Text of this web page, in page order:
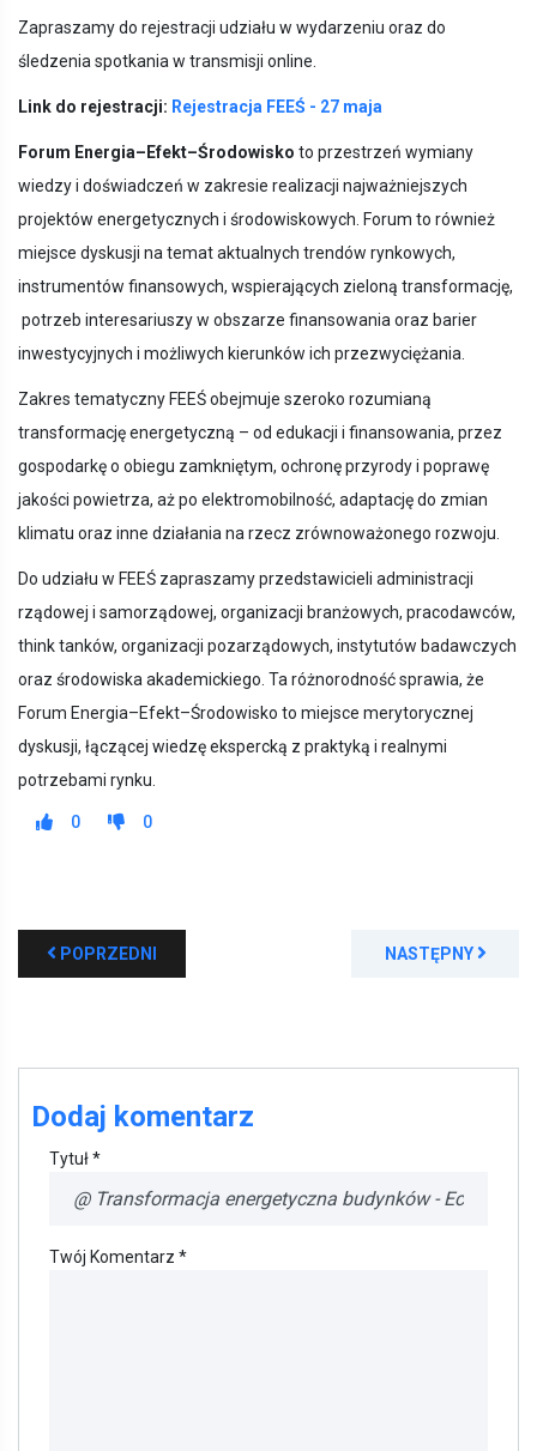
Zapraszamy do rejestracji udziału w wydarzeniu oraz do
śledzenia spotkania w transmisji online.
Link do rejestracji: Rejestracja FEEŚ - 27 maja
Forum Energia–Efekt–Środowisko to przestrzeń wymiany
wiedzy i doświadczeń w zakresie realizacji najważniejszych
projektów energetycznych i środowiskowych. Forum to również
miejsce dyskusji na temat aktualnych trendów rynkowych,
instrumentów finansowych, wspierających zieloną transformację,
potrzeb interesariuszy w obszarze finansowania oraz barier
inwestycyjnych i możliwych kierunków ich przezwyciężania.
Zakres tematyczny FEEŚ obejmuje szeroko rozumianą
transformację energetyczną – od edukacji i finansowania, przez
gospodarkę o obiegu zamkniętym, ochronę przyrody i poprawę
jakości powietrza, aż po elektromobilność, adaptację do zmian
klimatu oraz inne działania na rzecz zrównoważonego rozwoju.
Do udziału w FEEŚ zapraszamy przedstawicieli administracji
rządowej i samorządowej, organizacji branżowych, pracodawców,
think tanków, organizacji pozarządowych, instytutów badawczych
oraz środowiska akademickiego. Ta różnorodność sprawia, że
Forum Energia–Efekt–Środowisko to miejsce merytorycznej
dyskusji, łączącej wiedzę ekspercką z praktyką i realnymi
potrzebami rynku.
0 0
POPRZEDNI NASTĘPNY
Dodaj komentarz
Tytuł *
Twój Komentarz *